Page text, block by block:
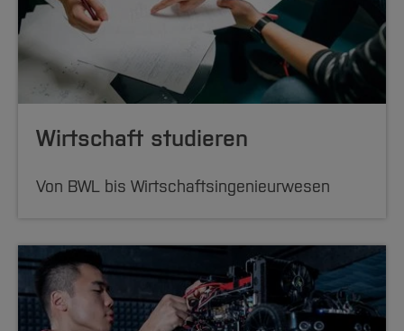
Wirtschaft studieren
Von BWL bis Wirtschaftsingenieurwesen